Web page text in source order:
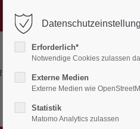
Erforderlich*
Notwendige Cookies zulassen
Externe Medien
Externe Medien wie
Statistik
Matomo Analytics zulassen